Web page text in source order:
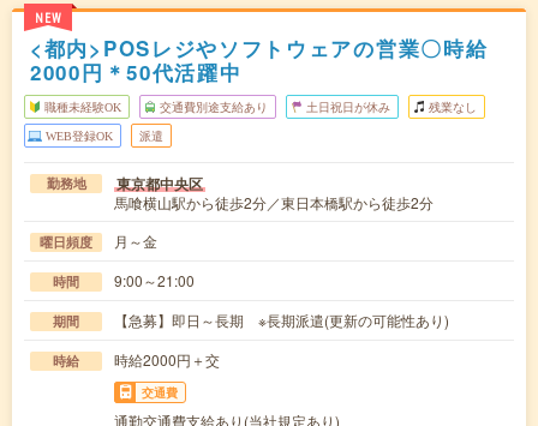
NEW
<都内>POSレジやソフトウェアの営業〇時給
2000円＊50代活躍中
職種未経験OK 交通費別途支給あり 土日祝日が休み 残業なし
WEB登録OK 派遣
勤務地 東京都中央区
馬喰横山駅から徒歩2分／東日本橋駅から徒歩2分
曜日頻度 月～金
時間 9:00～21:00
期間 【急募】即日～長期 ※長期派遣(更新の可能性あり)
時給 時給2000円＋交
交通費
通勤交通費支給あり(当社規定あり)